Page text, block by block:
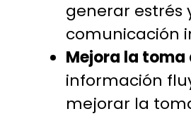
generar estrés
comunicación
Mejora la toma
información
mejorar la